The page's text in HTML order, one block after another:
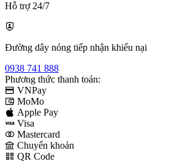
Hỗ trợ 24/7
Đường dây nóng tiếp nhận khiếu nại
0938 741 888
Phương thức thanh toán:
VNPay
MoMo
Apple Pay
Visa
Mastercard
Chuyển khoản
QR Code